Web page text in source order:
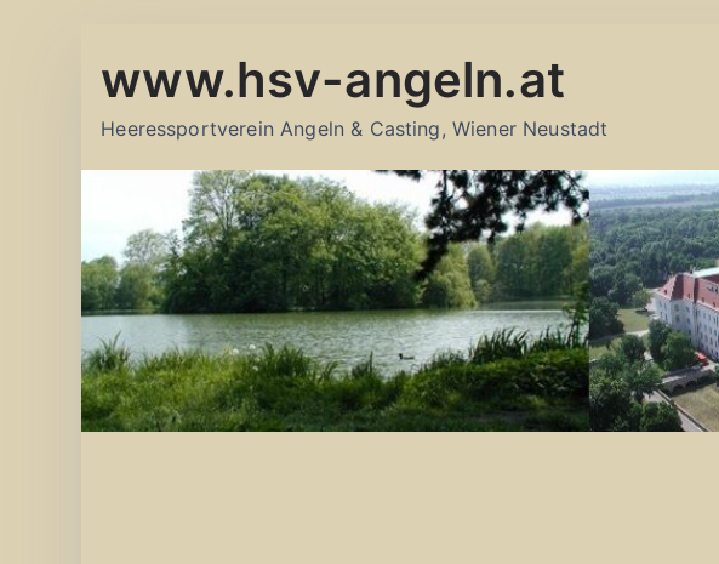
Inhalt
www.hsv-angeln.at
Heeressportverein Angeln & Casting, Wiener Neustadt